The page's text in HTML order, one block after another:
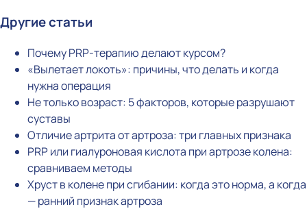
Другие статьи
Почему PRP-терапию делают курсом?
«Вылетает локоть»: причины, что делать и когда
нужна операция
Не только возраст: 5 факторов, которые разрушают
суставы
Отличие артрита от артроза: три главных признака
PRP или гиалуроновая кислота при артрозе колена:
сравниваем методы
Хруст в колене при сгибании: когда это норма, а когда
— ранний признак артроза